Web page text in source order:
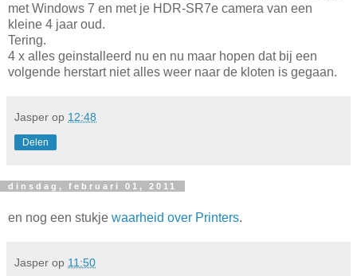
met Windows 7 en met je HDR-SR7e camera van een
kleine 4 jaar oud.
Tering.
4 x alles geinstalleerd nu en nu maar hopen dat bij een
volgende herstart niet alles weer naar de kloten is gegaan.
Jasper op 12:48
Delen
dinsdag, februari 01, 2011
en nog een stukje waarheid over Printers.
Jasper op 11:50